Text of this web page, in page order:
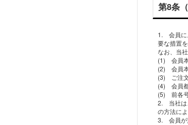
第8条
1. 会員に
要な措置
なお、当
(1) 会員本
(2) 会員本
(3) ご注文
(4) 会員都
(5) 前各号
2. 当社は
の方法に
3. 会員が